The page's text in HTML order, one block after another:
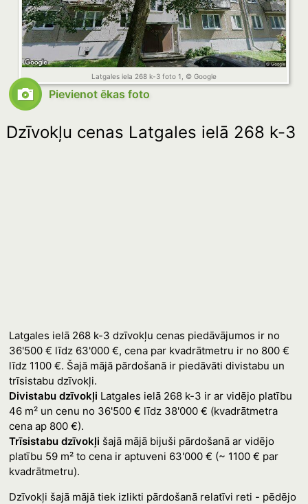
Latgales iela 268 k-3 foto 1, © Google
Pievienot ēkas foto
Dzīvokļu cenas Latgales ielā 268 k-3
Latgales ielā 268 k-3 dzīvokļu cenas piedāvājumos ir no
36'500 € līdz 63'000 €, cena par kvadrātmetru ir no 800 €
līdz 1100 €. Šajā mājā pārdošanā ir piedāvāti divistabu un
trīsistabu dzīvokļi.
Divistabu dzīvokļi Latgales ielā 268 k-3 ir ar vidējo platību
46 m² un cenu no 36'500 € līdz 38'000 € (kvadrātmetra
cena ap 800 €).
Trīsistabu dzīvokļi šajā mājā bijuši pārdošanā ar vidējo
platību 59 m² to cena ir aptuveni 63'000 € (~ 1100 € par
kvadrātmetru).
Dzīvokļi šajā mājā tiek izlikti pārdošanā relatīvi reti - pēdējo